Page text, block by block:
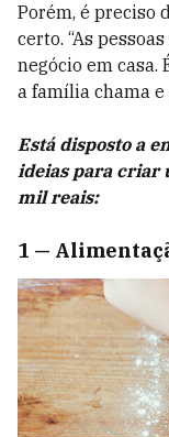
Porém, é preciso
certo. “As
negócio em
a família chama e
Está disposto a
ideias para criar
mil reais:
1 —